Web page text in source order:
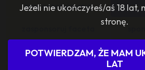
Jeżeli nie ukończyłeś/aś 18 lat,
stronę.
POTWIERDZAM, ŻE MAM
LAT
zasponsoruj panią
sponsoring grupy